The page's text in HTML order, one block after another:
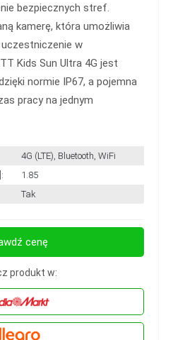
bezpiecznych stref.
kamerę, która umożliwia
w
Kids Sun Ultra 4G jest
normie IP67, a pojemna
pracy na jednym
4G (LTE), Bluetooth, WiFi
1.85
Tak
cenę
produkt w: